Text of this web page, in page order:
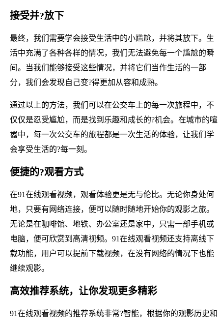
接受并?放下
最终，我们需要学会接受生活中的小尴尬，并将其放下。生
活中充满了各种各样的情况，我们无法避免每一个尴尬的瞬
间。当我们能够接受这些情况，并将它们当作生活的一部
分，我们会发现自己变?得更加从容和成熟。
通过以上的方法，我们可以在公交车上的每一次旅程中，不
仅仅是忍受尴尬，而是找到乐趣和成长的?机会。在城市的喧
嚣中，每一次公交车的旅程都是一次生活的体验，让我们学
会享受生活的?每一刻。
便捷的?观看方式
在91在线观看视频，观看体验更是无与伦比。无论你身处何
地，只要有网络连接，便可以随时随地开始你的观影之旅。
无论是在咖啡馆、地铁、办公室还是家中，只需一部手机或
电脑，便可欣赏到高清视频。91在线观看视频还支持离线下
载功能，用户可以提前下载视频，在没有网络的情况下也能
继续观影。
高效推荐系统，让你发现更多精彩
91在线观看视频的推荐系统非常?智能，根据你的观影历史和